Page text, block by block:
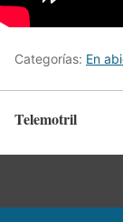
Categorías: En
Telemotril